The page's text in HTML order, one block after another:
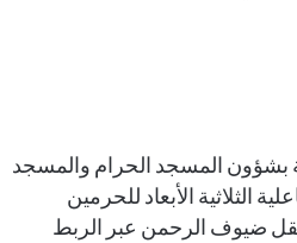
بشؤون المسجد الحرام والمسجد
الثلاثية الأبعاد للحرمين
ضيوف الرحمن عبر الربط